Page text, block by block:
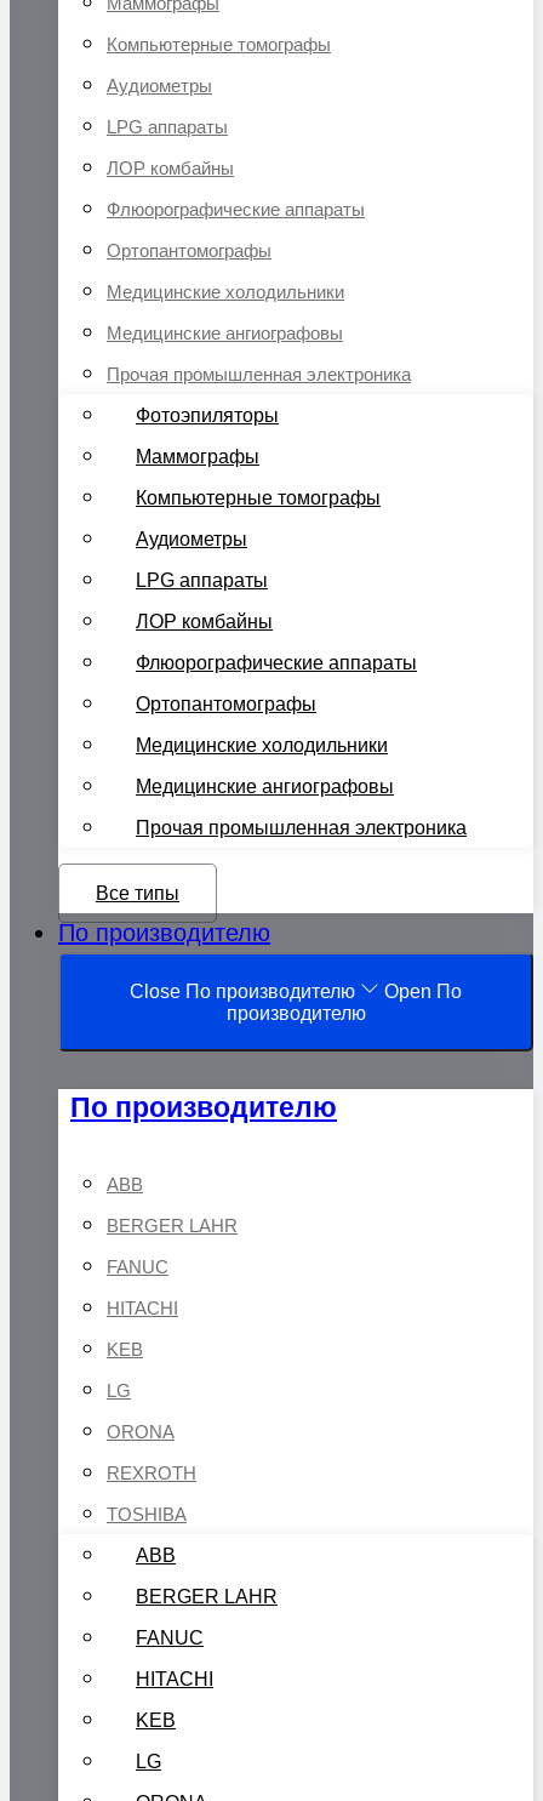
Компьютерные томографы
Аудиометры
LPG аппараты
ЛОР комбайны
Флюорографические аппараты
Ортопантомографы
Медицинские холодильники
Медицинские ангиографовы
Прочая промышленная электроника
Фотоэпиляторы
Маммографы
Компьютерные томографы
Аудиометры
LPG аппараты
ЛОР комбайны
Флюорографические аппараты
Ортопантомографы
Медицинские холодильники
Медицинские ангиографовы
Прочая промышленная электроника
Все типы
По производителю
Close По производителю
Open По
производителю
По производителю
ABB
BERGER LAHR
FANUC
HITACHI
KEB
LG
ORONA
REXROTH
TOSHIBA
ABB
BERGER LAHR
FANUC
HITACHI
KEB
LG